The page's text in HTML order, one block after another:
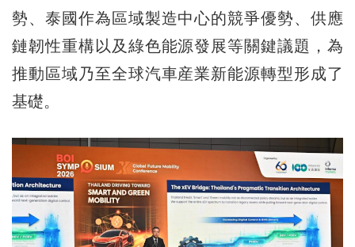
勢、泰國作為區域製造中心的競爭優勢、供應
鏈韌性重構以及綠色能源發展等關鍵議題，為
推動區域乃至全球汽車産業新能源轉型形成了
基礎。